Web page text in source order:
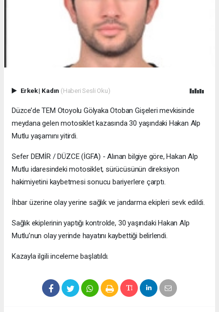
Erkek| Kadın (Haberi Sesli Oku)
Düzce’de TEM Otoyolu Gölyaka Otoban Gişeleri mevkisinde
meydana gelen motosiklet kazasında 30 yaşındaki Hakan Alp
Mutlu yaşamını yitirdi.
Sefer DEMİR / DÜZCE (İGFA) - Alınan bilgiye göre, Hakan Alp
Mutlu idaresindeki motosiklet, sürücüsünün direksiyon
hakimiyetini kaybetmesi sonucu bariyerlere çarptı.
İhbar üzerine olay yerine sağlık ve jandarma ekipleri sevk edildi.
Sağlık ekiplerinin yaptığı kontrolde, 30 yaşındaki Hakan Alp
Mutlu’nun olay yerinde hayatını kaybettiği belirlendi.
Kazayla ilgili inceleme başlatıldı.